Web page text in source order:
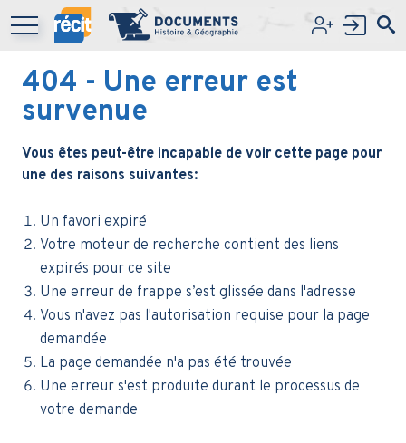
Aller au contenu principal
404 - Une erreur est
survenue
Vous êtes peut-être incapable de voir cette page pour
une des raisons suivantes:
Un favori expiré
Votre moteur de recherche contient des liens
expirés pour ce site
Une erreur de frappe s’est glissée dans l'adresse
Vous n'avez pas l'autorisation requise pour la page
demandée
La page demandée n'a pas été trouvée
Une erreur s'est produite durant le processus de
votre demande